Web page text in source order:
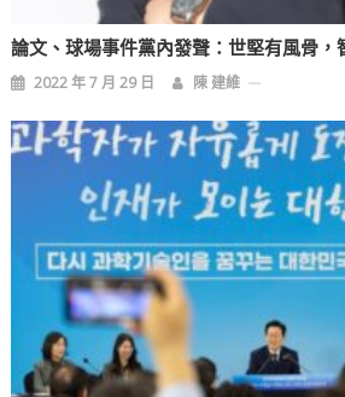
論文、球場事件黨內發聲：世堅有風骨，
2022 年 7 月 29 日 陳 建維